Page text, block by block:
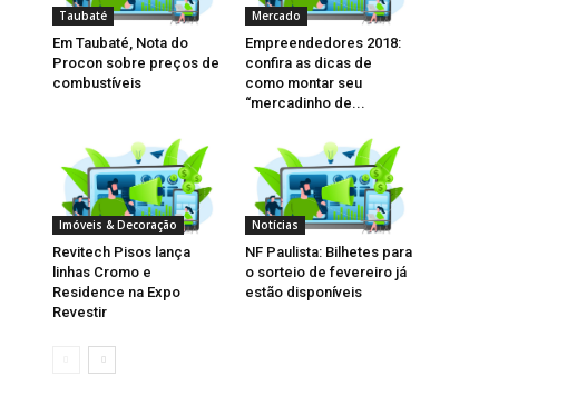
Taubaté
Em Taubaté, Nota do
Procon sobre preços de
combustíveis
Mercado
Empreendedores 2018:
confira as dicas de
como montar seu
“mercadinho de...
Imóveis & Decoração
Revitech Pisos lança
linhas Cromo e
Residence na Expo
Revestir
Notícias
NF Paulista: Bilhetes para
o sorteio de fevereiro já
estão disponíveis